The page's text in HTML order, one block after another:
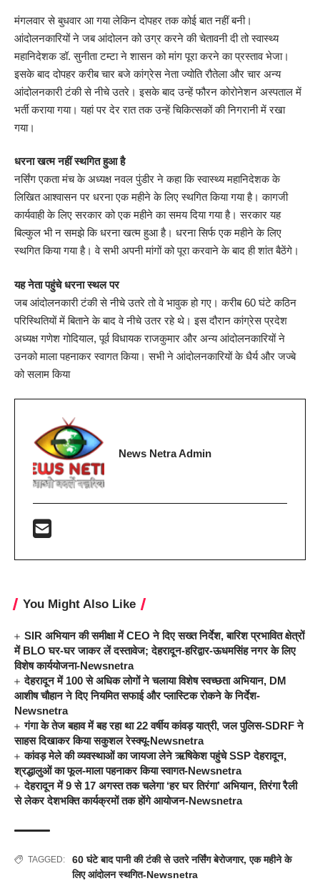
मंगलवार से बुधवार आ गया लेकिन दोपहर तक कोई बात नहीं बनी।
आंदोलनकारियों ने जब आंदोलन को उग्र करने की चेतावनी दी तो स्वास्थ्य
महानिदेशक डॉ. सुनीता टम्टा ने शासन को मांग पूरा करने का प्रस्ताव भेजा।
इसके बाद दोपहर करीब चार बजे कांग्रेस नेता ज्योति रौतेला और चार अन्य
आंदोलनकारी टंकी से नीचे उतरे। इसके बाद उन्हें फौरन कोरोनेशन अस्पताल में
भर्ती कराया गया। यहां पर देर रात तक उन्हें चिकित्सकों की निगरानी में रखा
गया।
धरना खत्म नहीं स्थगित हुआ है
नर्सिंग एकता मंच के अध्यक्ष नवल पुंडीर ने कहा कि स्वास्थ्य महानिदेशक के
लिखित आश्वासन पर धरना एक महीने के लिए स्थगित किया गया है। कागजी
कार्यवाही के लिए सरकार को एक महीने का समय दिया गया है। सरकार यह
बिल्कुल भी न समझे कि धरना खत्म हुआ है। धरना सिर्फ एक महीने के लिए
स्थगित किया गया है। वे सभी अपनी मांगों को पूरा करवाने के बाद ही शांत बैठेंगे।
यह नेता पहुंचे धरना स्थल पर
जब आंदोलनकारी टंकी से नीचे उतरे तो वे भावुक हो गए। करीब 60 घंटे कठिन
परिस्थितियों में बिताने के बाद वे नीचे उतर रहे थे। इस दौरान कांग्रेस प्रदेश
अध्यक्ष गणेश गोदियाल, पूर्व विधायक राजकुमार और अन्य आंदोलनकारियों ने
उनको माला पहनाकर स्वागत किया। सभी ने आंदोलनकारियों के धैर्य और जज्बे
को सलाम किया
News Netra Admin
You Might Also Like
SIR अभियान की समीक्षा में CEO ने दिए सख्त निर्देश, बारिश प्रभावित क्षेत्रों
में BLO घर-घर जाकर लें दस्तावेज; देहरादून-हरिद्वार-ऊधमसिंह नगर के लिए
विशेष कार्ययोजना-Newsnetra
देहरादून में 100 से अधिक लोगों ने चलाया विशेष स्वच्छता अभियान, DM
आशीष चौहान ने दिए नियमित सफाई और प्लास्टिक रोकने के निर्देश-
Newsnetra
गंगा के तेज बहाव में बह रहा था 22 वर्षीय कांवड़ यात्री, जल पुलिस-SDRF ने
साहस दिखाकर किया सकुशल रेस्क्यू-Newsnetra
कांवड़ मेले की व्यवस्थाओं का जायजा लेने ऋषिकेश पहुंचे SSP देहरादून,
श्रद्धालुओं का फूल-माला पहनाकर किया स्वागत-Newsnetra
देहरादून में 9 से 17 अगस्त तक चलेगा ‘हर घर तिरंगा’ अभियान, तिरंगा रैली
से लेकर देशभक्ति कार्यक्रमों तक होंगे आयोजन-Newsnetra
TAGGED: 60 घंटे बाद पानी की टंकी से उतरे नर्सिंग बेरोजगार,एक महीने के
लिए आंदोलन स्थगित-Newsnetra